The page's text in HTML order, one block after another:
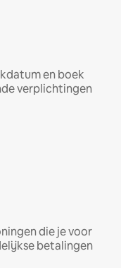
en boek
verplichtingen
die je voor
betalingen